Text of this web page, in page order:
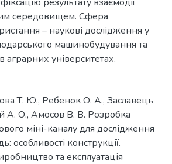
середовищем. Сфера
– наукові дослідження у
машинобудування та
аграрних університетах.
Т. Ю., Ребенок О. А., Заславець
А. О., Амосов В. В. Розробка
міні-каналу для дослідження
особливості конструкції.
та експлуатація